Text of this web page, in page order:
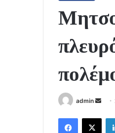
admin
Send
email
Facebook
X